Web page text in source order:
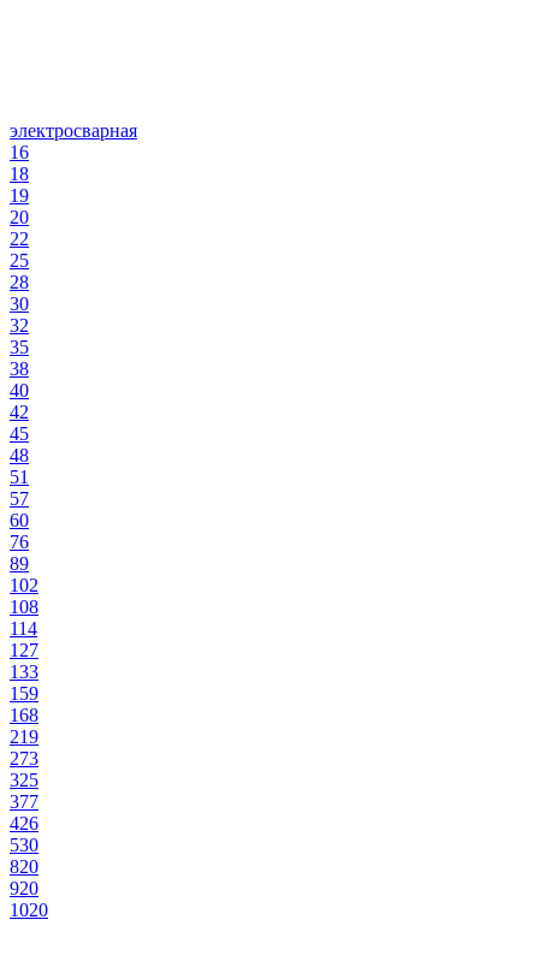
электросварная
16
18
19
20
22
25
28
30
32
35
38
40
42
45
48
51
57
60
76
89
102
108
114
127
133
159
168
219
273
325
377
426
530
820
920
1020